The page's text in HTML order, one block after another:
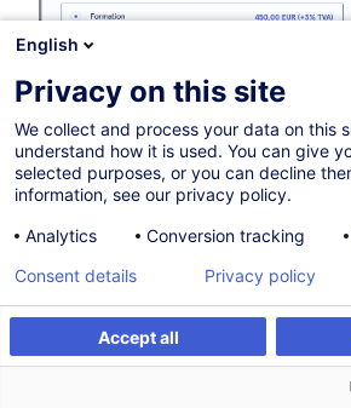
Would you like to stay up
training offer?
English
Privacy on this site
We collect and process your data on this
understand how it is used. You can give
selected purposes, or you can decline
information, see our privacy policy.
Analytics
Conversion tracking
Accept all
Consent details Privacy policy